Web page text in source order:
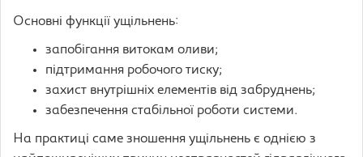
Основні функції ущільнень:
запобігання витокам оливи;
підтримання робочого тиску;
захист внутрішніх елементів від забруднень;
забезпечення стабільної роботи системи.
На практиці саме зношення ущільнень є однією з